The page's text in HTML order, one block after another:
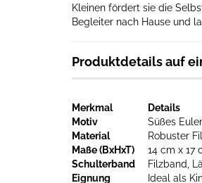
Kleinen fördert sie die
Begleiter nach Hause und
Produktdetails auf
Merkmal
Details
Motiv
Süßes
Material
Robuster
Maße (BxHxT)
14 cm x 17
Schulterband
Filzband,
Eignung
Ideal als